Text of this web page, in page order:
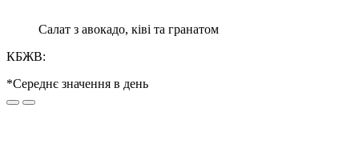
Салат з авокадо, ківі та гранатом
КБЖВ:
*Середнє значення в день